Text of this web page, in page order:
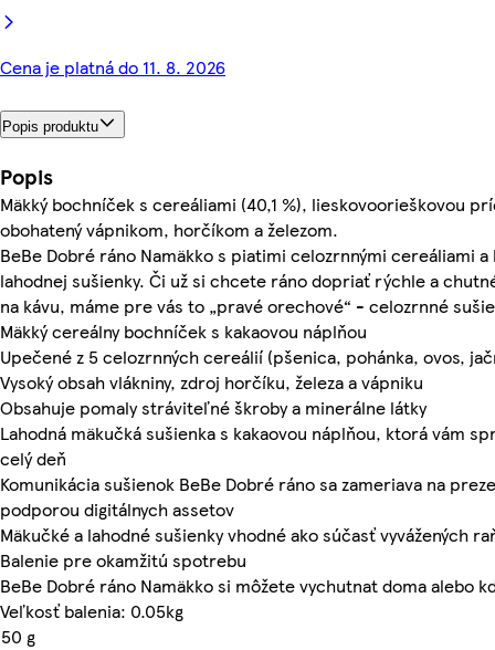
Cena je platná do 11. 8. 2026
Popis produktu
Popis
Mäkký bochníček s cereáliami (40,1 %), lieskovoorieškovou
obohatený vápnikom, horčíkom a železom.
BeBe Dobré ráno Namäkko s piatimi celozrnnými cereáliami
lahodnej sušienky. Či už si chcete ráno dopriať rýchle a
na kávu, máme pre vás to „pravé orechové“ - celozrnné
Mäkký cereálny bochníček s kakaovou náplňou
Upečené z 5 celozrnných cereálií (pšenica, pohánka, ovos,
Vysoký obsah vlákniny, zdroj horčíku, železa a vápniku
Obsahuje pomaly stráviteľné škroby a minerálne látky
Lahodná mäkučká sušienka s kakaovou náplňou, ktorá vám
celý deň
Komunikácia sušienok BeBe Dobré ráno sa zameriava na
podporou digitálnych assetov
Mäkučké a lahodné sušienky vhodné ako súčasť vyvážených
Balenie pre okamžitú spotrebu
BeBe Dobré ráno Namäkko si môžete vychutnat doma alebo
Veľkosť balenia: 0.05kg
50 g